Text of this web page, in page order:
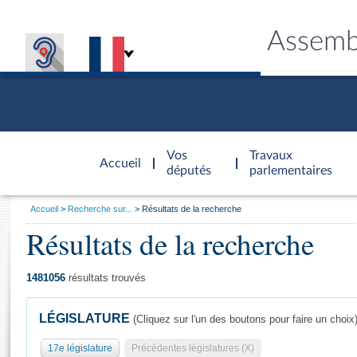
Accueil
d'accueil
Vos
députés
Travaux
parlementaires
Général
Vous
Accueil Recherche sur... Résultats de la recherche
Résultats de la recherche
1481056 résultats trouvés
LÉGISLATURE (Cliquez sur l'un des boutons pour faire un choix)
17e législature Précédentes législatures (X)